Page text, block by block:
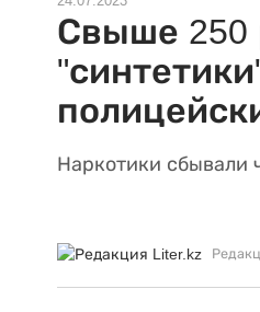
Свыше 250
Наркотики сбывали